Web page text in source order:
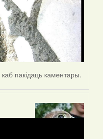
каб пакідаць каментары.